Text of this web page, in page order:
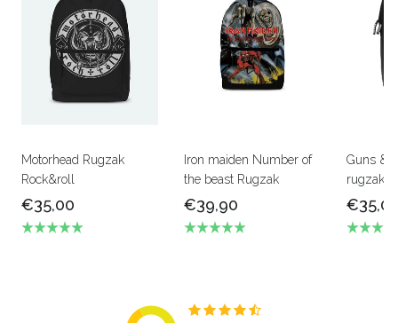
Motorhead Rugzak
Rock&roll
€35,00
Iron maiden Number of
the beast Rugzak
€39,90
Guns &
rugzak